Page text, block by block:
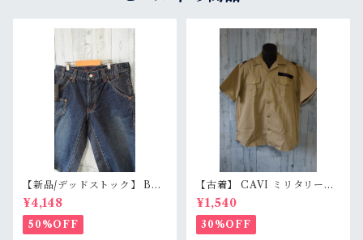
【新品/デッドストック】 BL
UE WAY ブルーウェイ 日本製
デニムショートパンツ S/M/L
（M1431-50） 膝下丈 職人加
工 アメカジ RankS
¥4,148
50%OFF
【古着】 CAVI ミリタリー風
半袖シャツ XL（身幅63cm）
ベージュ 金ボタン 80s ロック
エポレット オーバーサイズ Ra
nkB
¥1,540
30%OFF